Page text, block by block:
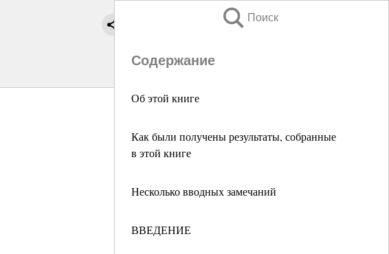
Поиск
Содержание
Об этой книге
Как были получены результаты, собранные
в этой книге
Несколько вводных замечаний
ВВЕДЕНИЕ